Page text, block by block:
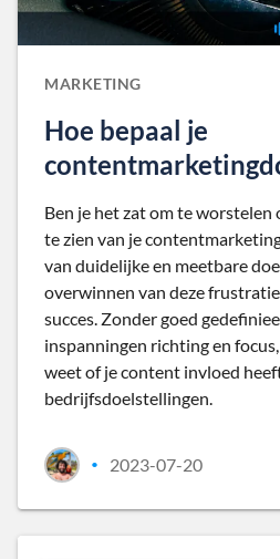
MARKETING
Hoe bepaal je
Ben je het zat om te
te zien van je
van duidelijke en meetbare
overwinnen van deze
succes. Zonder goed
inspanningen richting en
weet of je content invloed
bedrijfsdoelstellingen.
• 2023-07-20